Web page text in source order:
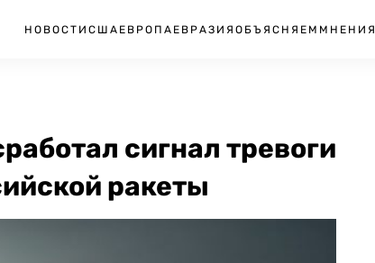
НОВОСТИ США ЕВРОПА ЕВРАЗИЯ ОБЪЯСНЯЕМ МНЕНИЯ
сигнал тревоги
ракеты